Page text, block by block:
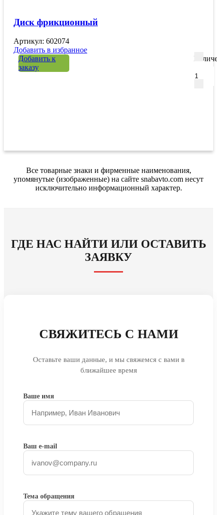
Диск фрикционный
Артикул: 602074
Добавить в избранное
Добавить к
заказу
Все товарные знаки и фирменные наименования,
упомянутые (изображенные) на сайте snabavto.com несут
исключительно информационный характер.
ГДЕ НАС НАЙТИ ИЛИ ОСТАВИТЬ
ЗАЯВКУ
СВЯЖИТЕСЬ С НАМИ
Оставьте ваши данные, и мы свяжемся с вами в
ближайшее время
Ваше имя
Ваш e-mail
Тема обращения